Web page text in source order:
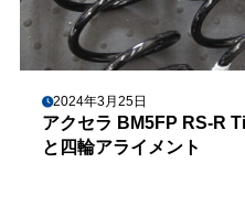
2024年3月25日
アクセラ BM5FP RS-R
と四輪アライメント